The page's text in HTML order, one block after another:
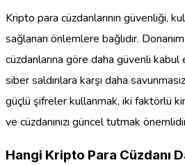
Kripto para cüzdanlarının güvenliği,
sağlanan önlemlere bağlıdır. Donanım
cüzdanlarına göre daha güvenli
siber saldırılara karşı daha
güçlü şifreler kullanmak, iki faktörlü
ve cüzdanınızı güncel tutmak
Hangi Kripto Para Cüzdanı